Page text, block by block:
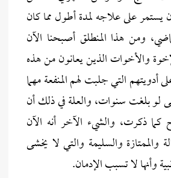
على علاجه لمدة أطول مما كان
ومن هذا المنطلق أصبحنا الآن
والأخوات الذين يعانون من هذه
أدويتهم التي جلبت لهم المنفعة مهما
لو بلغت سنوات، والعلة في ذلك أن
ذكرت، والشيء الآخر أنه الآن
والممتازة والسليمة والتي لا يخشى
وأنها لا تسبب الإدمان.